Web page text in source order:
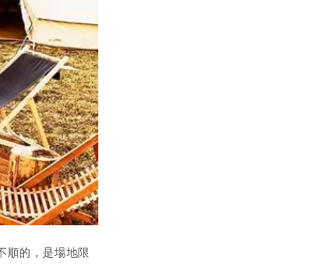
順的，是場地限